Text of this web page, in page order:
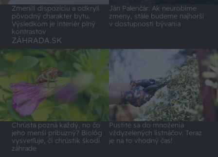
Zmenili dispozíciu a odkryli
pôvodný charakter bytu.
Výsledkom je interiér plný
kontrastov
Ján Palenčár: Ak neurobíme
zmeny, stále budeme najhorší
v dostupnosti bývania
ZÁHRADA.SK
Chrústa pozná každý, no čo
jeho menší príbuzný? Biológ
vysvetľuje, či chrústik škodí
záhrade
Pustite sa do množenia
vždyzelených listnáčov. Teraz
je na to vhodný čas!